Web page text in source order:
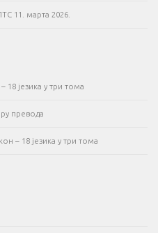
11. марта 2026.
18 језика у три тома
превода
– 18 језика у три тома